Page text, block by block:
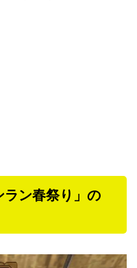
ラン春祭り」の